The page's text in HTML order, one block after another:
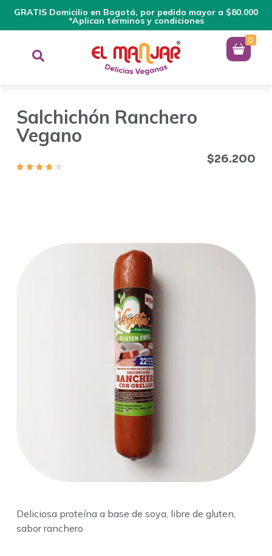
GRATIS Domicilio en Bogotá, por pedido mayor a $80.000
*Aplican términos y condiciones
Salchichón Ranchero
Vegano
$26.200
Deliciosa proteína a base de soya, libre de gluten,
sabor ranchero
0